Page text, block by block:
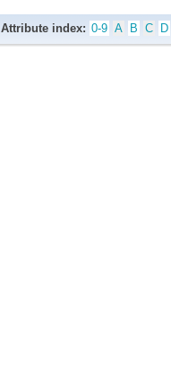
Attribute index: 0-9 A B C D